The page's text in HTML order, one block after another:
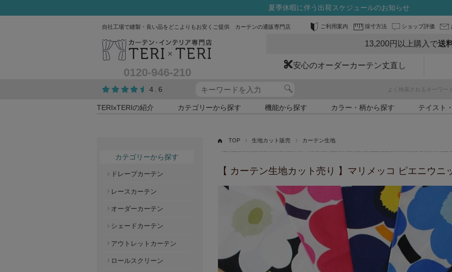
夏季休暇に伴う出荷スケジュールのお知らせ
自社工場で縫製・良い品をどこよりもお安くご提供 カーテンの通販専門店 ご利用案内 採寸方法 ショップ評価
0120-946-210
13,200円以上購入で送
安心のオーダーカーテン丈直し
4.6 よく検索されるキーワード
TERIxTERIの紹介 カテゴリーから探す 機能から探す カラー・柄から探す テイスト
TOP 生地カット販売 カーテン生地
【 カーテン生地カット売り 】マリメッコ ピエニウニ
カテゴリーから探す
ドレープカーテン
レースカーテン
オーダーカーテン
シェードカーテン
アウトレットカーテン
ロールスクリーン